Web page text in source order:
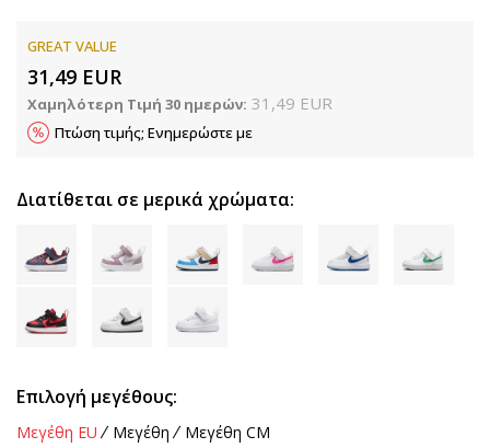
GREAT VALUE
31,49 EUR
Χαμηλότερη Τιμή 30 ημερών: 31,49 EUR
Πτώση τιμής; Ενημερώστε με
Διατίθεται σε μερικά χρώματα:
Επιλογή μεγέθους:
Μεγέθη EU Μεγέθη Μεγέθη CM